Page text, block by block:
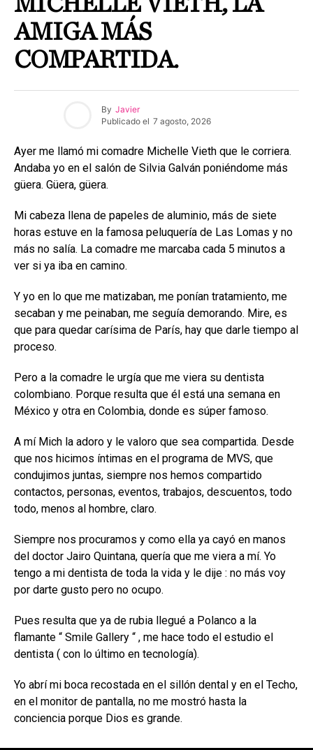
AMIGA MÁS
COMPARTIDA.
By Javier
Publicado el 7 agosto, 2026
Ayer me llamó mi comadre Michelle Vieth que le corriera.
Andaba yo en el salón de Silvia Galván poniéndome más
güera. Güera, güera.
Mi cabeza llena de papeles de aluminio, más de siete
horas estuve en la famosa peluquería de Las Lomas y no
más no salía. La comadre me marcaba cada 5 minutos a
ver si ya iba en camino.
Y yo en lo que me matizaban, me ponían tratamiento, me
secaban y me peinaban, me seguía demorando. Mire, es
que para quedar carísima de París, hay que darle tiempo al
proceso.
Pero a la comadre le urgía que me viera su dentista
colombiano. Porque resulta que él está una semana en
México y otra en Colombia, donde es súper famoso.
A mí Mich la adoro y le valoro que sea compartida. Desde
que nos hicimos íntimas en el programa de MVS, que
condujimos juntas, siempre nos hemos compartido
contactos, personas, eventos, trabajos, descuentos, todo
todo, menos al hombre, claro.
Siempre nos procuramos y como ella ya cayó en manos
del doctor Jairo Quintana, quería que me viera a mí. Yo
tengo a mi dentista de toda la vida y le dije : no más voy
por darte gusto pero no ocupo.
Pues resulta que ya de rubia llegué a Polanco a la
flamante “ Smile Gallery “ , me hace todo el estudio el
dentista ( con lo último en tecnología).
Yo abrí mi boca recostada en el sillón dental y en el Techo,
en el monitor de pantalla, no me mostró hasta la
conciencia porque Dios es grande.